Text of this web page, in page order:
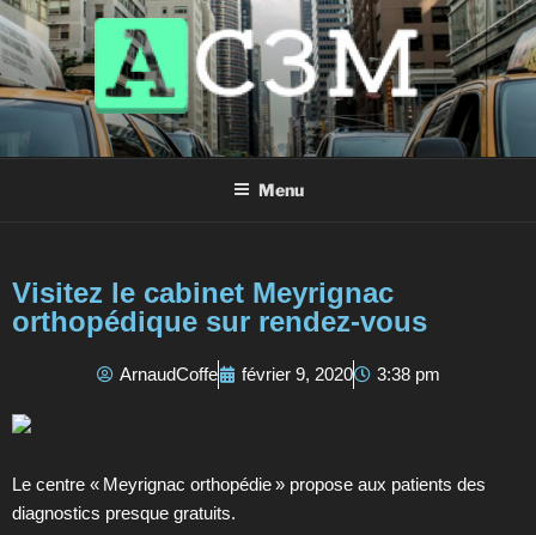
AC3M
Annuaire des meilleurs sites à visiter !
Menu
Visitez le cabinet Meyrignac
orthopédique sur rendez-vous
ArnaudCoffe février 9, 2020 3:38 pm
Le centre « Meyrignac orthopédie » propose aux patients des
diagnostics presque gratuits.